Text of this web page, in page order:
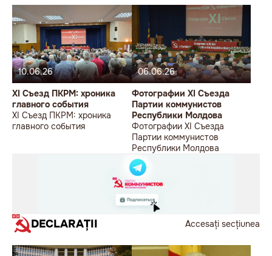
10.06.26
XI Съезд ПКРМ: хроника
главного события
XI Съезд ПКРМ: хроника
главного события
06.06.26
Фотографии XI Съезда
Партии коммунистов
Республики Молдова
Фотографии XI Съезда
Партии коммунистов
Республики Молдова
DECLARAȚII Accesați secțiunea